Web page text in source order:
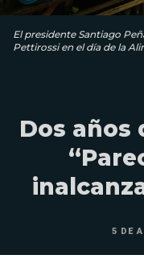
El presidente Santiago
Pettirossi en el día de la
Dos años
5 DE